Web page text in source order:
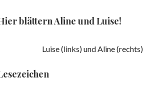
blättern Aline und Luise!
Luise (links) und Aline (rechts)